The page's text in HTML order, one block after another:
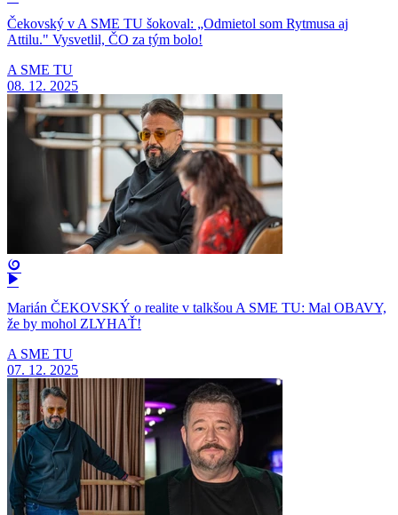
Čekovský v A SME TU šokoval: „Odmietol som Rytmusa aj
Attilu." Vysvetlil, ČO za tým bolo!
A SME TU
08. 12. 2025
Marián ČEKOVSKÝ o realite v talkšou A SME TU: Mal OBAVY,
že by mohol ZLYHAŤ!
A SME TU
07. 12. 2025